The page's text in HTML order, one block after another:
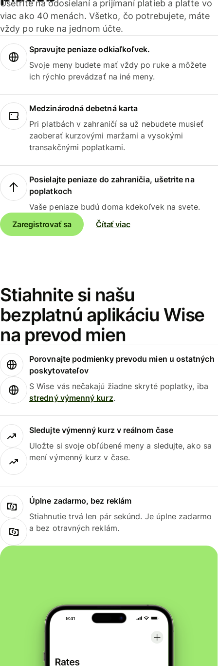
Ušetrite na odosielaní a prijímaní platieb a plaťte vo
viac ako 40 menách. Všetko, čo potrebujete, máte
vždy po ruke na jednom účte.
Spravujte peniaze odkiaľkoľvek.
Svoje meny budete mať vždy po ruke a môžete
ich rýchlo prevádzať na iné meny.
Medzinárodná debetná karta
Pri platbách v zahraničí sa už nebudete musieť
zaoberať kurzovými maržami a vysokými
transakčnými poplatkami.
Posielajte peniaze do zahraničia, ušetrite na
poplatkoch
Vaše peniaze budú doma kdekoľvek na svete.
Zaregistrovať sa
Čítať viac
Stiahnite si našu
bezplatnú aplikáciu Wise
na prevod mien
Porovnajte podmienky prevodu mien u ostatných
poskytovateľov
S Wise vás nečakajú žiadne skryté poplatky, iba
stredný výmenný kurz.
Sledujte výmenný kurz v reálnom čase
Uložte si svoje obľúbené meny a sledujte, ako sa
mení výmenný kurz v čase.
Úplne zadarmo, bez reklám
Stiahnutie trvá len pár sekúnd. Je úplne zadarmo
a bez otravných reklám.